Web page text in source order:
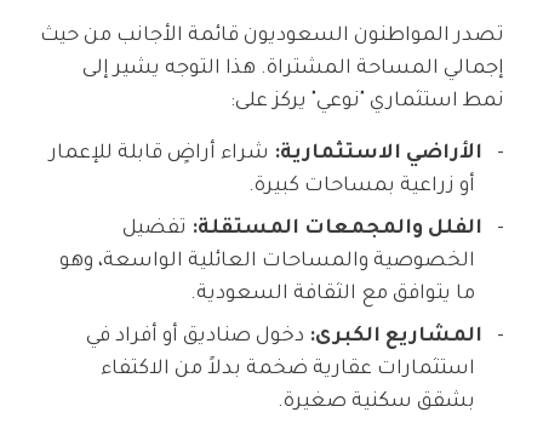
تصدر المواطنون السعوديون قائمة الأجانب من حيث
إجمالي المساحة المشتراة. هذا التوجه يشير إلى
نمط استثماري "نوعي" يركز على:
الأراضي الاستثمارية: شراء أراضٍ قابلة للإعمار
أو زراعية بمساحات كبيرة.
الفلل والمجمعات المستقلة: تفضيل
الخصوصية والمساحات العائلية الواسعة، وهو
ما يتوافق مع الثقافة السعودية.
المشاريع الكبرى: دخول صناديق أو أفراد في
استثمارات عقارية ضخمة بدلاً من الاكتفاء
بشقق سكنية صغيرة.